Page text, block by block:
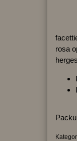
rosa